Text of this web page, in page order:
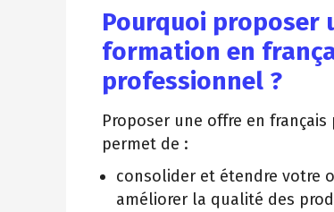
Pourquoi proposer
formation en
professionnel ?
Proposer une offre en
permet de :
consolider et étendre votre
améliorer la qualité des